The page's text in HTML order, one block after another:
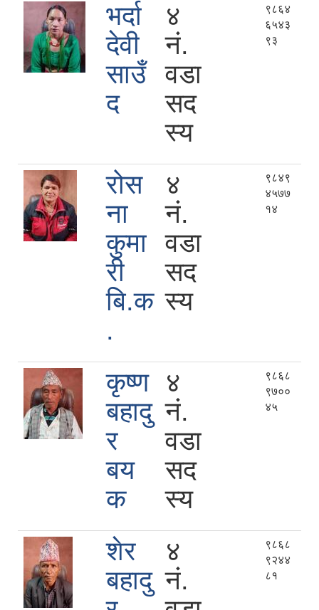
भर्दा
देवी
साउँ
द
४
नं.
वडा
सद
स्य
९८६४
६५४३
९३
रोस
ना
कुमा
री
बि.क
.
४
नं.
वडा
सद
स्य
९८४९
४५७७
१४
कृष्ण
बहादु
र
बय
क
४
नं.
वडा
सद
स्य
९८६८
९७००
४५
शेर
बहादु
४
नं.
९८६८
९२४४
८१